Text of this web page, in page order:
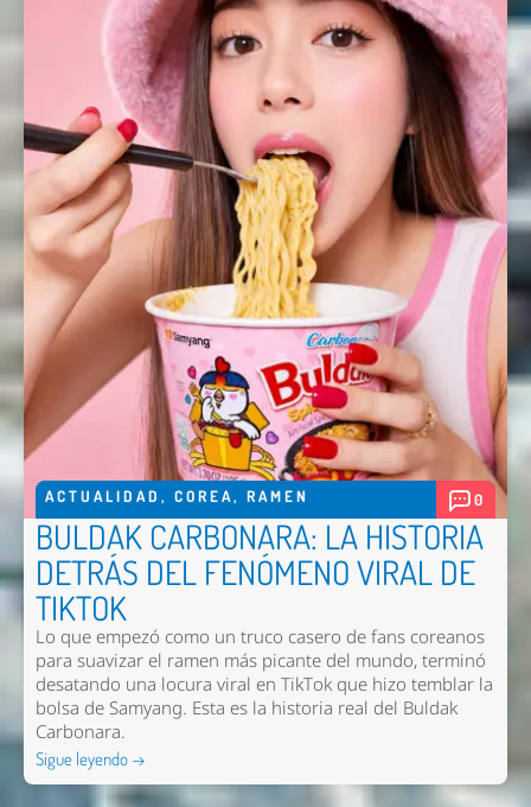
ACTUALIDAD , COREA, RAMEN 0
BULDAK CARBONARA: LA HISTORIA
DETRÁS DEL FENÓMENO VIRAL DE
TIKTOK
Lo que empezó como un truco casero de fans coreanos
para suavizar el ramen más picante del mundo, terminó
desatando una locura viral en TikTok que hizo temblar la
bolsa de Samyang. Esta es la historia real del Buldak
Carbonara.
Sigue leyendo →